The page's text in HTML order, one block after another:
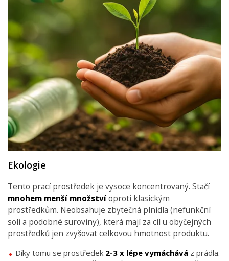
Ekologie
Tento prací prostředek je vysoce koncentrovaný. Stačí
mnohem menší množstvíoproti klasickým
prostředkům. Neobsahuje zbytečná plnidla (nefunkční
soli a podobné suroviny), která mají za cíl u obyčejných
prostředků jen zvyšovat celkovou hmotnost produktu.
Díky tomu se prostředek 2-3 x lépe vymáchává z prádla.